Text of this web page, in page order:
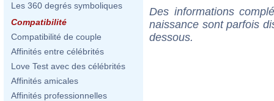
Les 360 degrés symboliques
Compatibilité
Compatibilité de couple
Affinités entre célébrités
Love Test avec des célébrités
Affinités amicales
Affinités professionnelles
Des informations
naissance sont parfois
dessous.